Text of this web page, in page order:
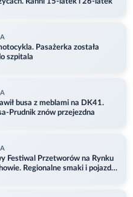
Pasażerka została
szpitala
busa z meblami na DK41.
Prudnik znów przejezdna
Festiwal Przetworów na Rynku
Regionalne smaki i pojazdy